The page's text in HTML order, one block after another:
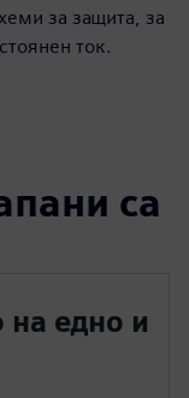
за защита, за
ток.
са
едно и